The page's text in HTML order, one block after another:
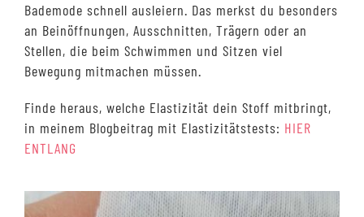
Bademode schnell ausleiern. Das merkst du besonders
an Beinöffnungen, Ausschnitten, Trägern oder an
Stellen, die beim Schwimmen und Sitzen viel
Bewegung mitmachen müssen.
Finde heraus, welche Elastizität dein Stoff mitbringt,
in meinem Blogbeitrag mit Elastizitätstests: HIER
ENTLANG